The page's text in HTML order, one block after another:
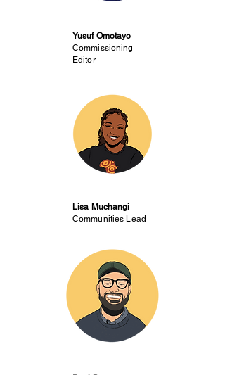
Yusuf Omotayo
Commissioning
Editor
Lisa Muchangi
Communities Lead